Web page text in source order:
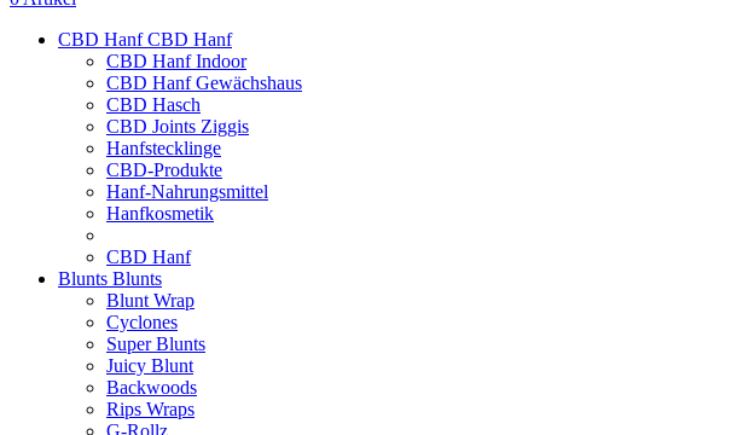
CBD HanfCBD Hanf
CBD Hanf Indoor
CBD Hanf Gewächshaus
CBD Hasch
CBD Joints Ziggis
Hanfstecklinge
CBD-Produkte
Hanf-Nahrungsmittel
Hanfkosmetik
CBD Hanf
Blunts Blunts
Blunt Wrap
Cyclones
Super Blunts
Juicy Blunt
Backwoods
Rips Wraps
G-Rollz